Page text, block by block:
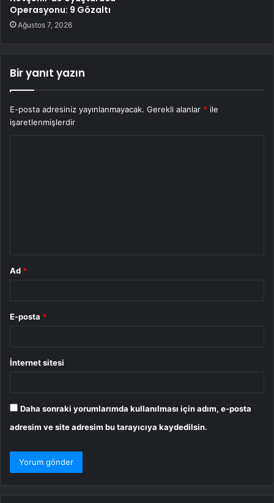
Operasyonu: 9 Gözaltı
Ağustos 7, 2026
Bir yanıt yazın
E-posta adresiniz yayınlanmayacak. Gerekli alanlar * ile
işaretlenmişlerdir
Ad *
E-posta *
İnternet sitesi
Daha sonraki yorumlarımda kullanılması için adım, e-posta
adresim ve site adresim bu tarayıcıya kaydedilsin.